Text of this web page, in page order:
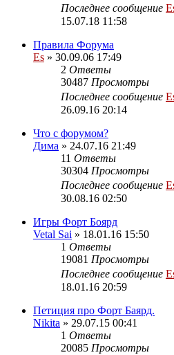
Последнее сообщение
15.07.18 11:58
Правила Форума
Es » 30.09.06 17:49
2 Ответы
30487 Просмотры
Последнее сообщение
26.09.16 20:14
Что с форумом?
Дима » 24.07.16 21:49
11 Ответы
30304 Просмотры
Последнее сообщение
30.08.16 02:50
Игры Форт Боярд
Vetal Sai » 18.01.16 15:50
1 Ответы
19081 Просмотры
Последнее сообщение
18.01.16 20:59
Петиция про Форт Баярд.
Nikita » 29.07.15 00:41
1 Ответы
20085 Просмотры